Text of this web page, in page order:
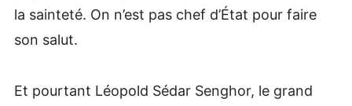
la sainteté. On n’est pas chef d’État pour faire
son salut.
Et pourtant Léopold Sédar Senghor, le grand